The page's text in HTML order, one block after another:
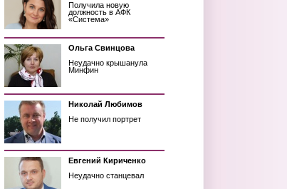
Получила новую
должность в АФК
«Система»
Ольга Свинцова
Неудачно крышанула
Минфин
Николай Любимов
Не получил портрет
Евгений Кириченко
Неудачно станцевал